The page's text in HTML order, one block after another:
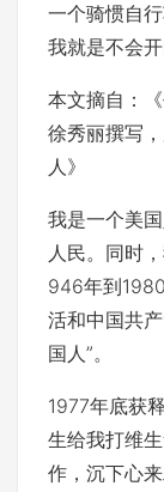
一个骑惯自
我就是不会开
本文摘自：
徐秀丽撰写
人》
我是一个美
人民。同时
946年到
活和中国共
国人”。
1977年底获
生给我打维
作，沉下心